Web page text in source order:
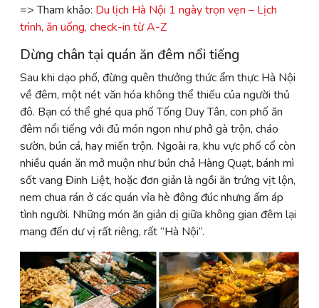
=> Tham khảo: Du lịch Hà Nội 1 ngày trọn vẹn – Lịch
trình, ăn uống, check-in từ A-Z
Dừng chân tại quán ăn đêm nổi tiếng
Sau khi dạo phố, đừng quên thưởng thức ẩm thực Hà Nội
về đêm, một nét văn hóa không thể thiếu của người thủ
đô. Bạn có thể ghé qua phố Tống Duy Tân, con phố ăn
đêm nổi tiếng với đủ món ngon như phở gà trộn, cháo
sườn, bún cá, hay miến trộn. Ngoài ra, khu vực phố cổ còn
nhiều quán ăn mở muộn như bún chả Hàng Quạt, bánh mì
sốt vang Đinh Liệt, hoặc đơn giản là ngồi ăn trứng vịt lộn,
nem chua rán ở các quán vỉa hè đông đúc nhưng ấm áp
tình người. Những món ăn giản dị giữa không gian đêm lại
mang đến dư vị rất riêng, rất “Hà Nội”.